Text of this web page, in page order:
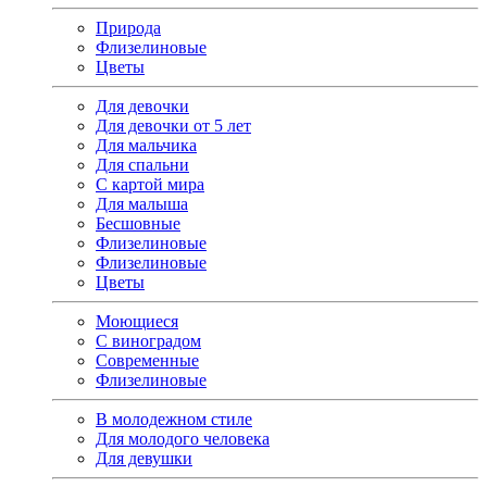
Природа
Флизелиновые
Цветы
Для девочки
Для девочки от 5 лет
Для мальчика
Для спальни
С картой мира
Для малыша
Бесшовные
Флизелиновые
Флизелиновые
Цветы
Моющиеся
С виноградом
Современные
Флизелиновые
В молодежном стиле
Для молодого человека
Для девушки